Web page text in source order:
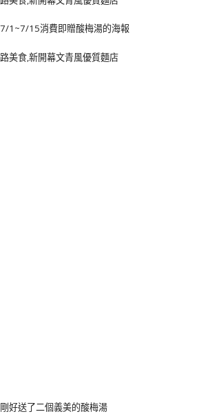
1~7/15消費即贈酸梅湯的海報
好送了二個義美的酸梅湯